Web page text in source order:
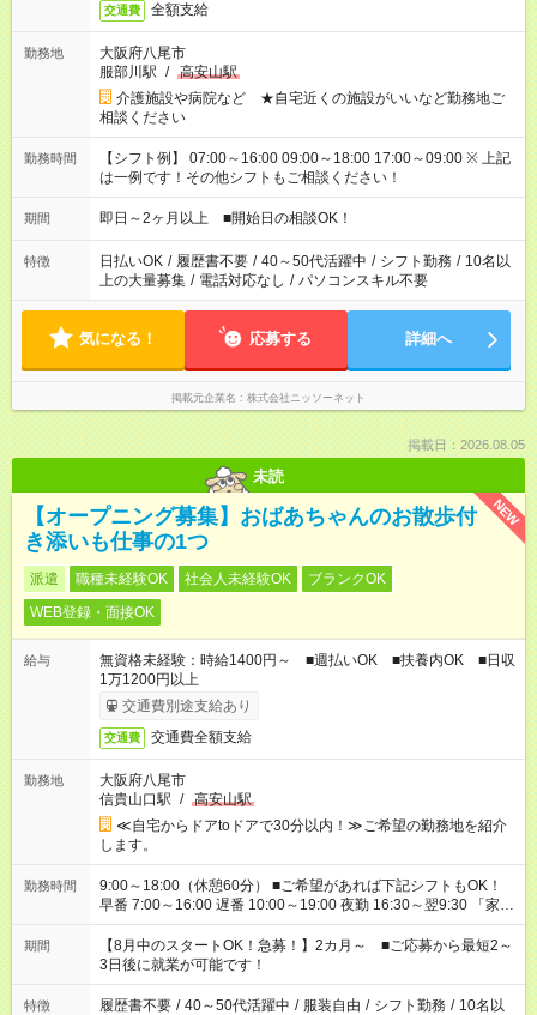
交通費 全額支給
勤務地
大阪府八尾市
服部川駅 / 高安山駅
介護施設や病院など ★自宅近くの施設がいいなど勤務地ご
相談ください
勤務時間
【シフト例】 07:00～16:00 09:00～18:00 17:00～09:00 ※ 上記
は一例です！その他シフトもご相談ください！
期間 即日～2ヶ月以上 ■開始日の相談OK！
特徴 日払いOK / 履歴書不要 / 40～50代活躍中 / シフト勤務 / 10名以
上の大量募集 / 電話対応なし / パソコンスキル不要
気になる！ 応募する 詳細へ
掲載元企業名 株式会社ニッソーネット
掲載日：2026.08.05
未読
NEW
【オープニング募集】おばあちゃんのお散歩付
き添いも仕事の1つ
派遣 職種未経験OK 社会人未経験OK
ブランクOK
WEB登録・面接OK
給与
無資格未経験：時給1400円～ ■週払いOK ■扶養内OK ■日収
1万1200円以上
交通費別途支給あり
交通費 交通費全額支給
勤務地
大阪府八尾市
信貴山口駅 / 高安山駅
≪自宅からドアtoドアで30分以内！≫ご希望の勤務地を紹介
します。
勤務時間
9:00～18:00（休憩60分） ■ご希望があれば下記シフトもOK！
早番 7:00～16:00 遅番 10:00～19:00 夜勤 16:30～翌9:30 「家族
と休みを合わせたい」 「余裕を持って夕飯の準備がしたい」
「できれば残業はしたくない」 など、ご希望を教えてください
ね。 ※Wワーク希望の方へ 今ご覧のお仕事で希望する勤務時間
と、もう1つのお仕事の勤務時間。 合計で週40時間を超える場
合は応募できません。
期間
【8月中のスタートOK！急募！】2カ月～ ■ご応募から最短2～
3日後に就業が可能です！
特徴 履歴書不要 / 40～50代活躍中 / 服装自由 / シフト勤務 / 10名以